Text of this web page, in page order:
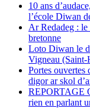
10 ans
l’école Diwan
Ar Redadeg :
bretonne
Loto Diwan le
Vigneau (Saint-
Portes ouvertes
digor ar skol
REPORTAGE
rien en parlant